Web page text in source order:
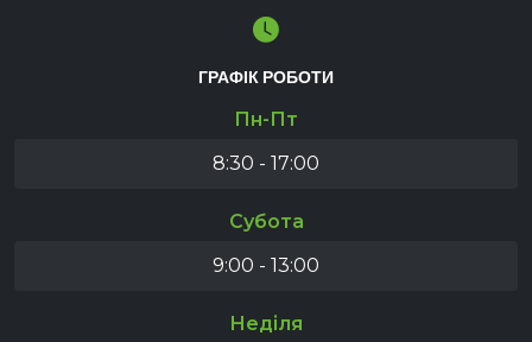
ГРАФІК РОБОТИ
Пн-Пт
8:30 - 17:00
Субота
9:00 - 13:00
Неділя